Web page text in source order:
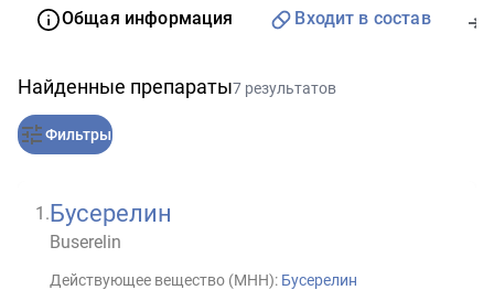
Общая информация Входит в состав
Найденные препараты7 результатов
Фильтры
1 .Бусерелин
Buserelin
Действующее вещество (МНН): Бусерелин